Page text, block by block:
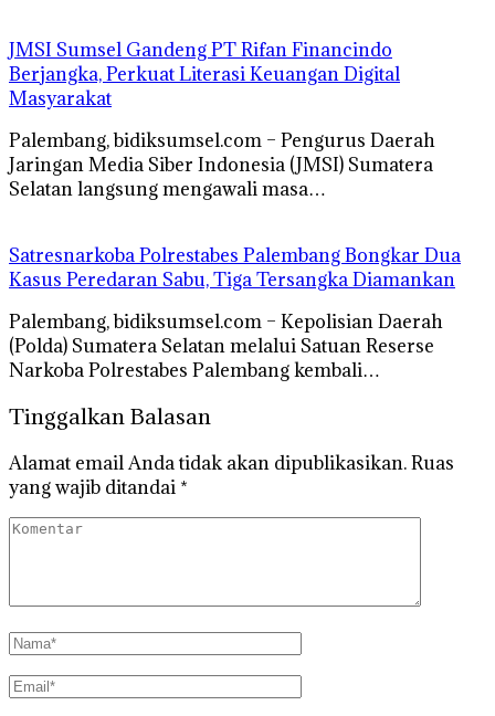
JMSI Sumsel Gandeng PT Rifan Financindo
Berjangka, Perkuat Literasi Keuangan Digital
Masyarakat
Palembang, bidiksumsel.com – Pengurus Daerah
Jaringan Media Siber Indonesia (JMSI) Sumatera
Selatan langsung mengawali masa…
Satresnarkoba Polrestabes Palembang Bongkar Dua
Kasus Peredaran Sabu, Tiga Tersangka Diamankan
Palembang, bidiksumsel.com – Kepolisian Daerah
(Polda) Sumatera Selatan melalui Satuan Reserse
Narkoba Polrestabes Palembang kembali…
Tinggalkan Balasan
Alamat email Anda tidak akan dipublikasikan.Ruas
yang wajib ditandai *